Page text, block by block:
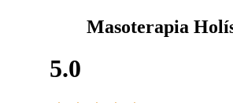
Masoterapia
5.0